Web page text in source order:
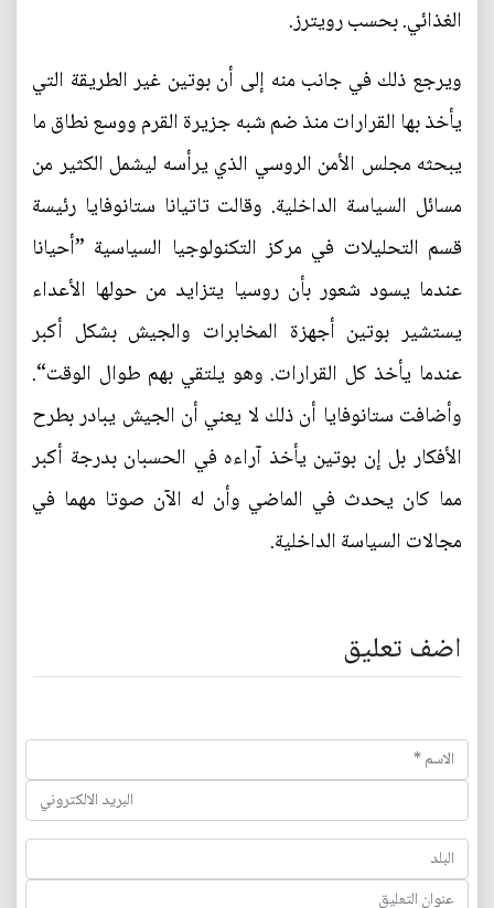
الغذائي. بحسب رويترز.
ويرجع ذلك في جانب منه إلى أن بوتين غير الطريقة التي
يأخذ بها القرارات منذ ضم شبه جزيرة القرم ووسع نطاق ما
يبحثه مجلس الأمن الروسي الذي يرأسه ليشمل الكثير من
مسائل السياسة الداخلية. وقالت تاتيانا ستانوفايا رئيسة
قسم التحليلات في مركز التكنولوجيا السياسية ”أحيانا
عندما يسود شعور بأن روسيا يتزايد من حولها الأعداء
يستشير بوتين أجهزة المخابرات والجيش بشكل أكبر
عندما يأخذ كل القرارات. وهو يلتقي بهم طوال الوقت“.
وأضافت ستانوفايا أن ذلك لا يعني أن الجيش يبادر بطرح
الأفكار بل إن بوتين يأخذ آراءه في الحسبان بدرجة أكبر
مما كان يحدث في الماضي وأن له الآن صوتا مهما في
مجالات السياسة الداخلية.
اضف تعليق